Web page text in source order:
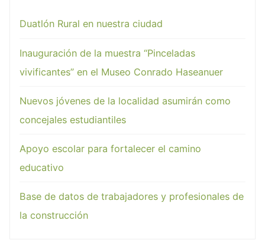
Duatlón Rural en nuestra ciudad
Inauguración de la muestra “Pinceladas
vivificantes” en el Museo Conrado Haseanuer
Nuevos jóvenes de la localidad asumirán como
concejales estudiantiles
Apoyo escolar para fortalecer el camino
educativo
Base de datos de trabajadores y profesionales de
la construcción